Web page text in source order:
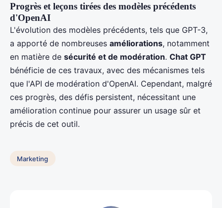
Progrès et leçons tirées des modèles précédents
d'OpenAI
L'évolution des modèles précédents, tels que GPT-3,
a apporté de nombreuses améliorations, notamment
en matière de sécurité et de modération. Chat GPT
bénéficie de ces travaux, avec des mécanismes tels
que l'API de modération d'OpenAI. Cependant, malgré
ces progrès, des défis persistent, nécessitant une
amélioration continue pour assurer un usage sûr et
précis de cet outil.
Marketing